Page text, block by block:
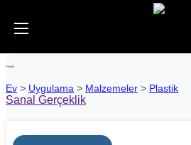
Plastik
Ev > Uygulama > Malzemeler > Plastik
Sanal Gerçeklik